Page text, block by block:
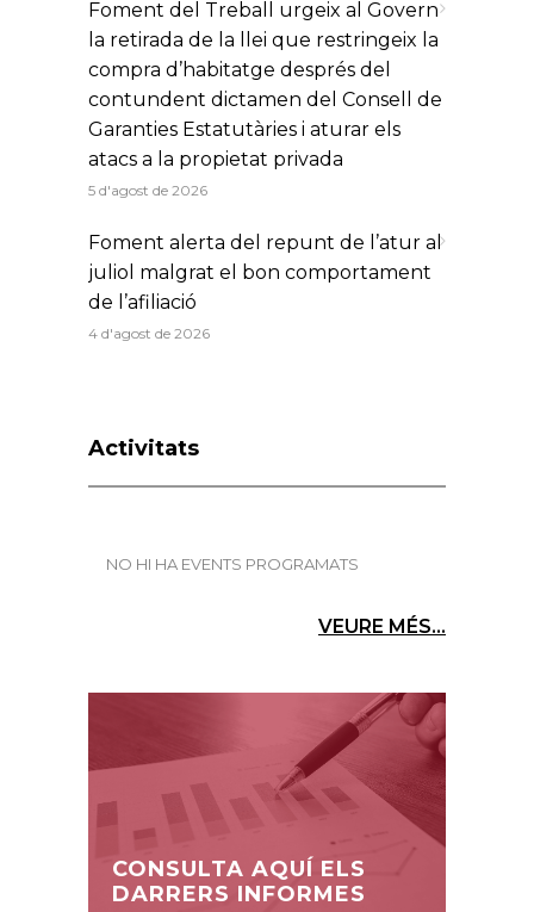
Foment del Treball urgeix al Govern
la retirada de la llei que restringeix la
compra d’habitatge després del
contundent dictamen del Consell de
Garanties Estatutàries i aturar els
atacs a la propietat privada
5 d'agost de 2026
Foment alerta del repunt de l’atur al
juliol malgrat el bon comportament
de l’afiliació
4 d'agost de 2026
Activitats
NO HI HA EVENTS PROGRAMATS
VEURE MÉS...
CONSULTA AQUÍ ELS
DARRERS INFORMES